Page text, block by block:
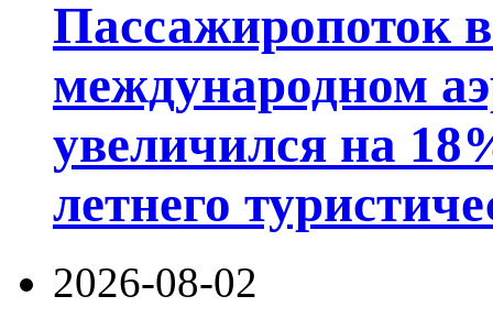
Пассажиропоток
международном
увеличился на
летнего
2026-08-02